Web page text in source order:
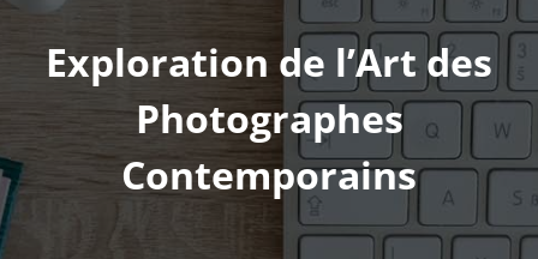
Exploration de l’Art des
Photographes
Contemporains